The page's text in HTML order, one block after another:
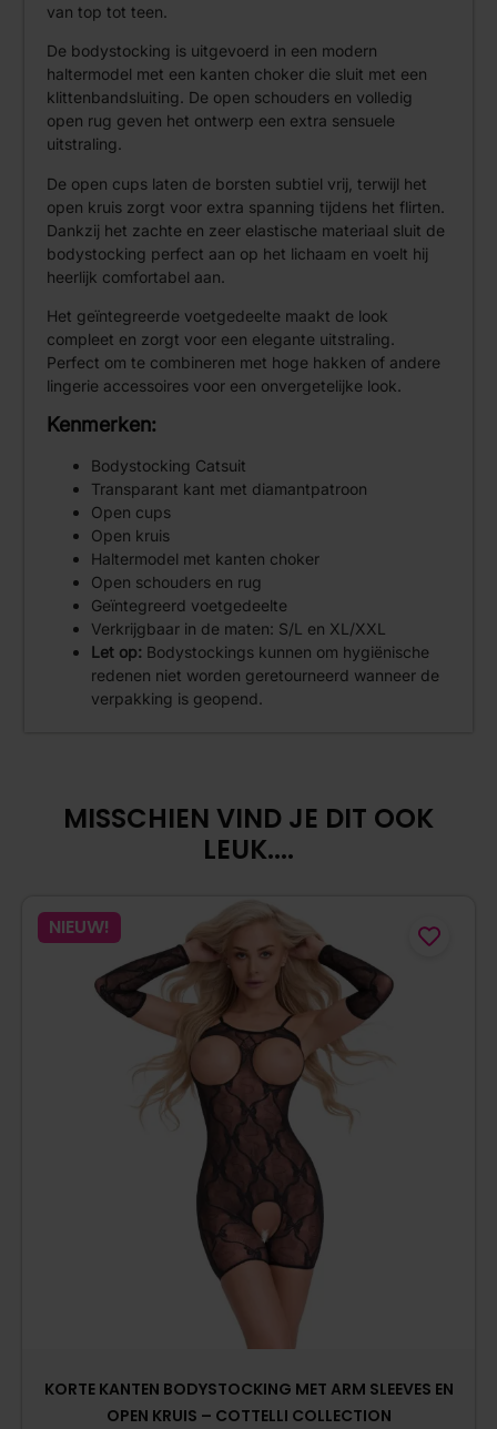
van top tot teen.
De bodystocking is uitgevoerd in een modern
haltermodel met een kanten choker die sluit met een
klittenbandsluiting. De open schouders en volledig
open rug geven het ontwerp een extra sensuele
uitstraling.
De open cups laten de borsten subtiel vrij, terwijl het
open kruis zorgt voor extra spanning tijdens het flirten.
Dankzij het zachte en zeer elastische materiaal sluit de
bodystocking perfect aan op het lichaam en voelt hij
heerlijk comfortabel aan.
Het geïntegreerde voetgedeelte maakt de look
compleet en zorgt voor een elegante uitstraling.
Perfect om te combineren met hoge hakken of andere
lingerie accessoires voor een onvergetelijke look.
Kenmerken:
Bodystocking Catsuit
Transparant kant met diamantpatroon
Open cups
Open kruis
Haltermodel met kanten choker
Open schouders en rug
Geïntegreerd voetgedeelte
Verkrijgbaar in de maten: S/L en XL/XXL
Let op: Bodystockings kunnen om hygiënische
redenen niet worden geretourneerd wanneer de
verpakking is geopend.
MISSCHIEN VIND JE DIT OOK
LEUK....
NIEUW!
KORTE KANTEN BODYSTOCKING MET ARM SLEEVES EN
OPEN KRUIS – COTTELLI COLLECTION